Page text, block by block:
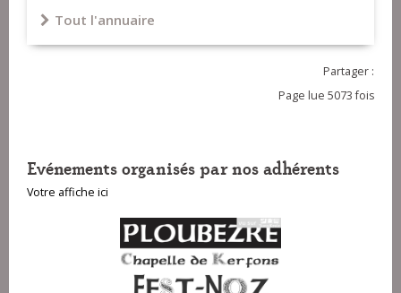
Tout l'annuaire
Partager :
Page lue 5073 fois
Evénements organisés par nos adhérents
Votre affiche ici